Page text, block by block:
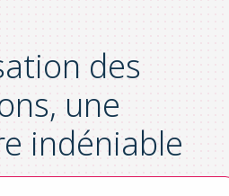
des
une
indéniable